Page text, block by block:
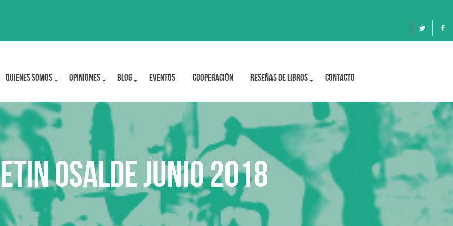
Quienes Somos OPINIONES BLOG Eventos Cooperación Reseñas de libros Contacto
Osalde junio 2018